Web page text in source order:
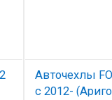
Авточехлы
с 2012-